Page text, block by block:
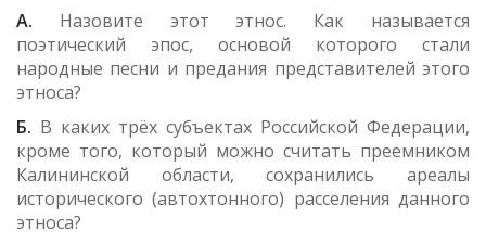
А. Назовите этот этнос. Как называется
поэтический эпос, основой которого стали
народные песни и предания представителей этого
этноса?
Б. В каких трёх субъектах Российской Федерации,
кроме того, который можно считать преемником
Калининской области, сохранились ареалы
исторического (автохтонного) расселения данного
этноса?